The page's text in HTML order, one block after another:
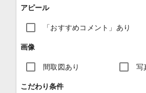
アピール
「おすすめコメント」あり
画像
間取図あり 写
こだわり条件